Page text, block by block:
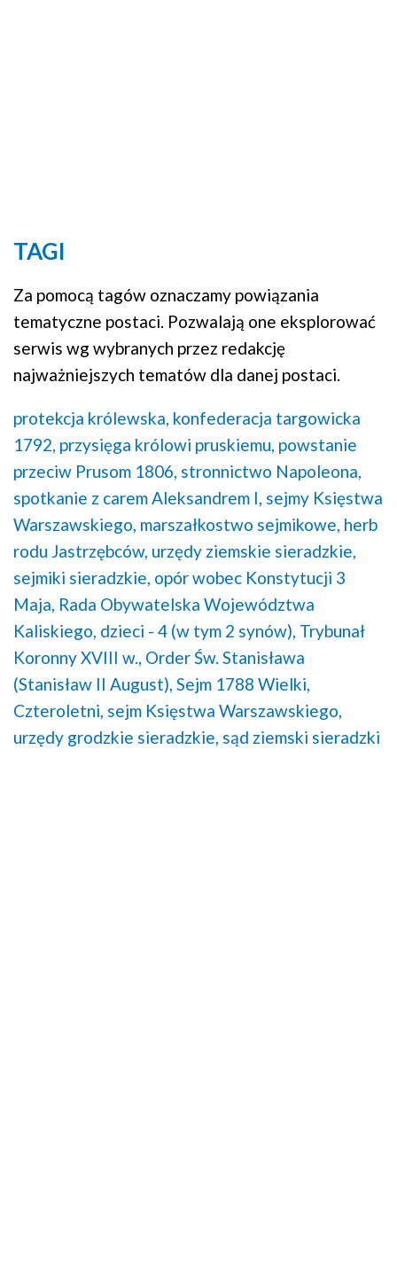
TAGI
Za pomocą tagów oznaczamy powiązania
tematyczne postaci. Pozwalają one eksplorować
serwis wg wybranych przez redakcję
najważniejszych tematów dla danej postaci.
protekcja królewska, konfederacja targowicka
1792, przysięga królowi pruskiemu, powstanie
przeciw Prusom 1806, stronnictwo Napoleona,
spotkanie z carem Aleksandrem I, sejmy Księstwa
Warszawskiego, marszałkostwo sejmikowe, herb
rodu Jastrzębców, urzędy ziemskie sieradzkie,
sejmiki sieradzkie, opór wobec Konstytucji 3
Maja, Rada Obywatelska Województwa
Kaliskiego, dzieci - 4 (w tym 2 synów), Trybunał
Koronny XVIII w., Order Św. Stanisława
(Stanisław II August), Sejm 1788 Wielki,
Czteroletni, sejm Księstwa Warszawskiego,
urzędy grodzkie sieradzkie, sąd ziemski sieradzki